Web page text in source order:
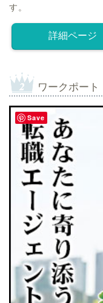
す。
詳細ページ
ワークポート
Save